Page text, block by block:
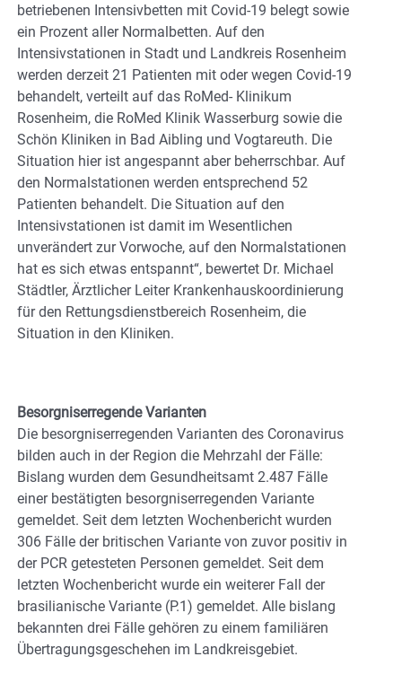
betriebenen Intensivbetten mit Covid-19 belegt sowie
ein Prozent aller Normalbetten. Auf den
Intensivstationen in Stadt und Landkreis Rosenheim
werden derzeit 21 Patienten mit oder wegen Covid-19
behandelt, verteilt auf das RoMed- Klinikum
Rosenheim, die RoMed Klinik Wasserburg sowie die
Schön Kliniken in Bad Aibling und Vogtareuth. Die
Situation hier ist angespannt aber beherrschbar. Auf
den Normalstationen werden entsprechend 52
Patienten behandelt. Die Situation auf den
Intensivstationen ist damit im Wesentlichen
unverändert zur Vorwoche, auf den Normalstationen
hat es sich etwas entspannt“, bewertet Dr. Michael
Städtler, Ärztlicher Leiter Krankenhauskoordinierung
für den Rettungsdienstbereich Rosenheim, die
Situation in den Kliniken.
Besorgniserregende Varianten
Die besorgniserregenden Varianten des Coronavirus
bilden auch in der Region die Mehrzahl der Fälle:
Bislang wurden dem Gesundheitsamt 2.487 Fälle
einer bestätigten besorgniserregenden Variante
gemeldet. Seit dem letzten Wochenbericht wurden
306 Fälle der britischen Variante von zuvor positiv in
der PCR getesteten Personen gemeldet. Seit dem
letzten Wochenbericht wurde ein weiterer Fall der
brasilianische Variante (P.1) gemeldet. Alle bislang
bekannten drei Fälle gehören zu einem familiären
Übertragungsgeschehen im Landkreisgebiet.